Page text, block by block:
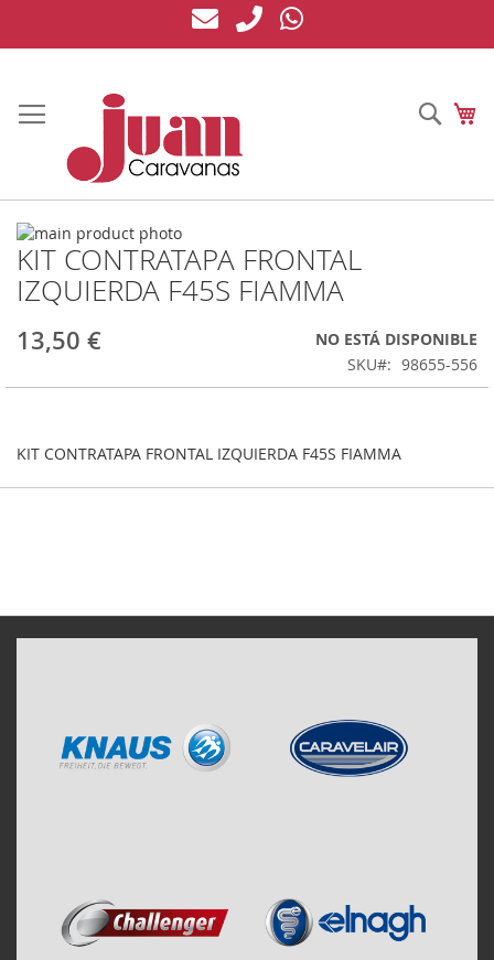
contenido
KIT CONTRATAPA FRONTAL
IZQUIERDA F45S FIAMMA
13,50 €
NO ESTÁ DISPONIBLE
SKU
98655-556
KIT CONTRATAPA FRONTAL IZQUIERDA F45S FIAMMA
Saltar
al
final
de
galería
imágenes
Saltar
al
comienzo
la
de